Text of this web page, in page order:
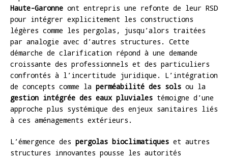
Haute-Garonne ont entrepris une refonte de leur RSD
pour intégrer explicitement les constructions
légères comme les pergolas, jusqu’alors traitées
par analogie avec d’autres structures. Cette
démarche de clarification répond à une demande
croissante des professionnels et des particuliers
confrontés à l’incertitude juridique. L’intégration
de concepts comme la perméabilité des sols ou la
gestion intégrée des eaux pluviales témoigne d’une
approche plus systémique des enjeux sanitaires liés
à ces aménagements extérieurs.
L’émergence des pergolas bioclimatiques et autres
structures innovantes pousse les autorités